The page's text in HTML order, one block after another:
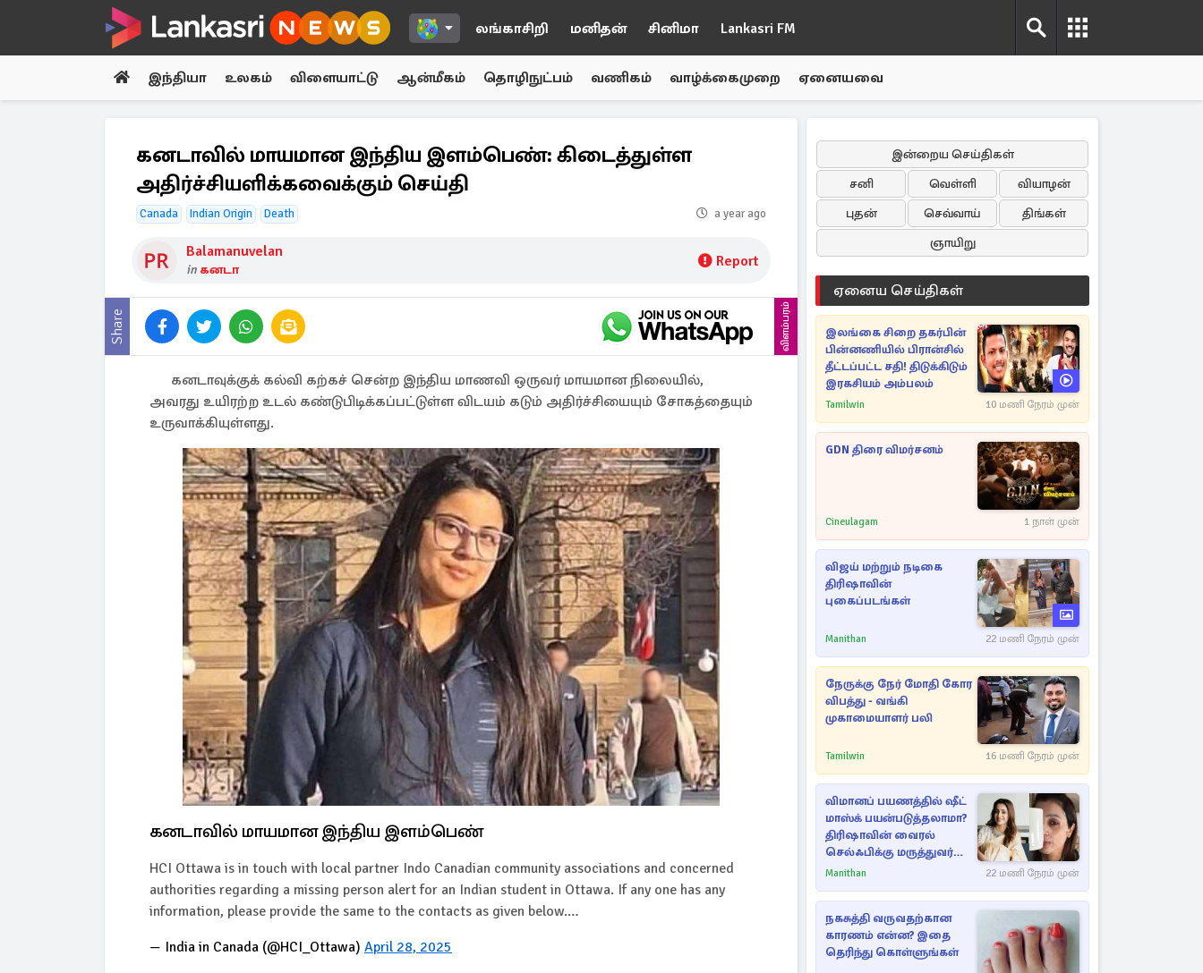
லங்காசிறி மனிதன் சினிமா Lankasri FM
இந்தியா உலகம் விளையாட்டு ஆன்மீகம் தொழிநுட்பம் வணிகம் வாழ்க்கைமுறை ஏனையவை
கனடாவில் மாயமான இந்திய இளம்பெண்: கிடைத்துள்ள
அதிர்ச்சியளிக்கவைக்கும் செய்தி
Canada Indian Origin Death a year ago
Balamanuvelan
in கனடா Report
Share விளம்பரம்
கனடாவுக்குக் கல்வி கற்கச் சென்ற இந்திய மாணவி ஒருவர் மாயமான நிலையில்,
அவரது உயிரற்ற உடல் கண்டுபிடிக்கப்பட்டுள்ள விடயம் கடும் அதிர்ச்சியையும் சோகத்தையும்
உருவாக்கியுள்ளது.
கனடாவில் மாயமான இந்திய இளம்பெண்
HCI Ottawa is in touch with local partner Indo Canadian community associations and concerned
authorities regarding a missing person alert for an Indian student in Ottawa. If any one has any
information, please provide the same to the contacts as given below.…
— India in Canada (@HCI_Ottawa) April 28, 2025
இன்றைய செய்திகள்
சனி
வெள்ளி
வியாழன்
புதன்
செவ்வாய்
திங்கள்
ஞாயிறு
ஏனைய செய்திகள்
இலங்கை சிறை தகர்பின்
பின்னணியில் பிரான்சில்
தீட்டப்பட்ட சதி! திடுக்கிடும்
இரகசியம் அம்பலம்
Tamilwin 10 மணி நேரம் முன்
GDN திரை விமர்சனம்
Cineulagam 1 நாள் முன்
விஜய் மற்றும் நடிகை
திரிஷாவின்
புகைப்படங்கள்
Manithan 22 மணி நேரம் முன்
நேருக்கு நேர் மோதி கோர
விபத்து - வங்கி
முகாமையாளர் பலி
Tamilwin 16 மணி நேரம் முன்
விமானப் பயணத்தில் ஷீட்
மாஸ்க் பயன்படுத்தலாமா?
திரிஷாவின் வைரல்
செல்ஃபிக்கு மருத்துவர்
விளக்கம்
Manithan 22 மணி நேரம் முன்
நகசுத்தி வருவதற்கான
காரணம் என்ன? இதை
தெரிந்து கொள்ளுங்கள்